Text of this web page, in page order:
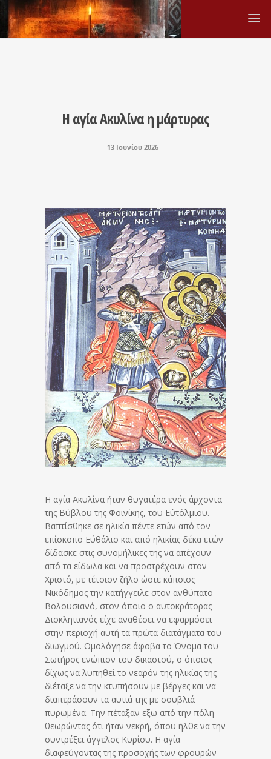
Η αγία Ακυλίνα η μάρτυρας
13 Ιουνίου 2026
H αγία Aκυλίνα ήταν θυγατέρα ενός άρχοντα
της Βύβλου της Φοινίκης, του Εύτόλμιου.
Βαπτίσθηκε σε ηλικία πέντε ετών από τον
επίσκοπο Εύθάλιο και από ηλικίας δέκα ετών
δίδασκε στις συνομήλικες της να απέχουν
από τα είδωλα και να προστρέχουν στον
Χριστό, με τέτοιον ζήλο ώστε κάποιος
Νικόδημος την κατήγγειλε στον ανθύπατο
Βολουσιανό, στον όποιο ο αυτοκράτορας
Διοκλητιανός είχε αναθέσει να εφαρμόσει
στην περιοχή αυτή τα πρώτα διατάγματα του
διωγμού. Ομολόγησε άφοβα το Όνομα του
Σωτήρος ενώπιον του δικαστού, ο όποιος
δίχως να λυπηθεί το νεαρόν της ηλικίας της
διέταξε να την κτυπήσουν με βέργες και να
διαπεράσουν τα αυτιά της με σουβλιά
πυρωμένα. Την πέταξαν εξω από την πόλη
θεωρώντας ότι ήταν νεκρή, όπου ήλθε να την
συντρέξει άγγελος Κυρίου. Η αγία
διαφεύγοντας της προσοχής των φρουρών